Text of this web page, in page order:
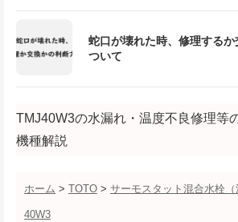
蛇口が壊れた時、修理する
ついて
TMJ40W3の水漏れ・温度不良修理等
機種解説
ホーム > TOTO > サーモスタット混合水栓（
40W3